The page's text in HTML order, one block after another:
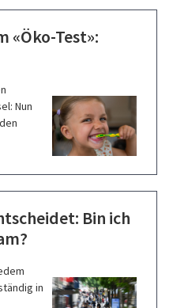
«Öko-Test»:
Nun
Bin ich
in